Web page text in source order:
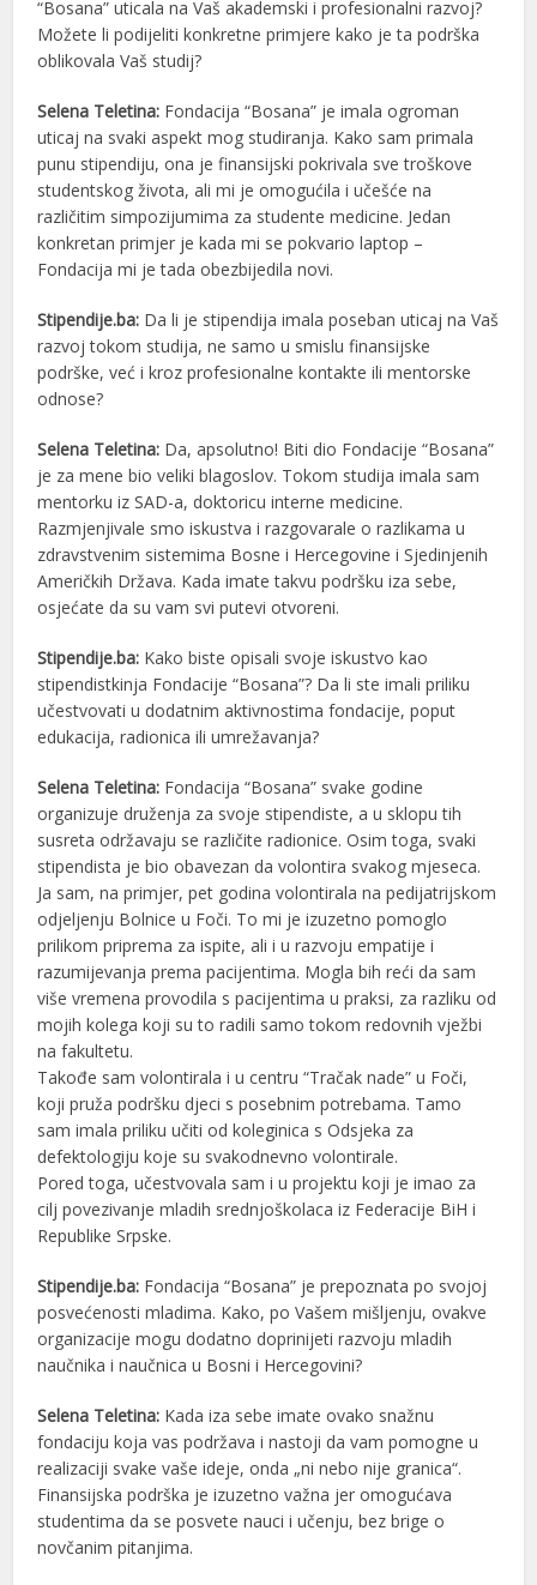
“Bosana” uticala na Vaš akademski i profesionalni razvoj?
Možete li podijeliti konkretne primjere kako je ta podrška
oblikovala Vaš studij?
Selena Teletina: Fondacija “Bosana” je imala ogroman
uticaj na svaki aspekt mog studiranja. Kako sam primala
punu stipendiju, ona je finansijski pokrivala sve troškove
studentskog života, ali mi je omogućila i učešće na
različitim simpozijumima za studente medicine. Jedan
konkretan primjer je kada mi se pokvario laptop –
Fondacija mi je tada obezbijedila novi.
Stipendije.ba: Da li je stipendija imala poseban uticaj na Vaš
razvoj tokom studija, ne samo u smislu finansijske
podrške, već i kroz profesionalne kontakte ili mentorske
odnose?
Selena Teletina: Da, apsolutno! Biti dio Fondacije “Bosana”
je za mene bio veliki blagoslov. Tokom studija imala sam
mentorku iz SAD-a, doktoricu interne medicine.
Razmjenjivale smo iskustva i razgovarale o razlikama u
zdravstvenim sistemima Bosne i Hercegovine i Sjedinjenih
Američkih Država. Kada imate takvu podršku iza sebe,
osjećate da su vam svi putevi otvoreni.
Stipendije.ba: Kako biste opisali svoje iskustvo kao
stipendistkinja Fondacije “Bosana”? Da li ste imali priliku
učestvovati u dodatnim aktivnostima fondacije, poput
edukacija, radionica ili umrežavanja?
Selena Teletina: Fondacija “Bosana” svake godine
organizuje druženja za svoje stipendiste, a u sklopu tih
susreta održavaju se različite radionice. Osim toga, svaki
stipendista je bio obavezan da volontira svakog mjeseca.
Ja sam, na primjer, pet godina volontirala na pedijatrijskom
odjeljenju Bolnice u Foči. To mi je izuzetno pomoglo
prilikom priprema za ispite, ali i u razvoju empatije i
razumijevanja prema pacijentima. Mogla bih reći da sam
više vremena provodila s pacijentima u praksi, za razliku od
mojih kolega koji su to radili samo tokom redovnih vježbi
na fakultetu.
Takođe sam volontirala i u centru “Tračak nade” u Foči,
koji pruža podršku djeci s posebnim potrebama. Tamo
sam imala priliku učiti od koleginica s Odsjeka za
defektologiju koje su svakodnevno volontirale.
Pored toga, učestvovala sam i u projektu koji je imao za
cilj povezivanje mladih srednjoškolaca iz Federacije BiH i
Republike Srpske.
Stipendije.ba: Fondacija “Bosana” je prepoznata po svojoj
posvećenosti mladima. Kako, po Vašem mišljenju, ovakve
organizacije mogu dodatno doprinijeti razvoju mladih
naučnika i naučnica u Bosni i Hercegovini?
Selena Teletina: Kada iza sebe imate ovako snažnu
fondaciju koja vas podržava i nastoji da vam pomogne u
realizaciji svake vaše ideje, onda „ni nebo nije granica“.
Finansijska podrška je izuzetno važna jer omogućava
studentima da se posvete nauci i učenju, bez brige o
novčanim pitanjima.